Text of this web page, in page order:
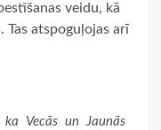
veidu, kā
Tas atspoguļojas arī
Vecās un Jaunās